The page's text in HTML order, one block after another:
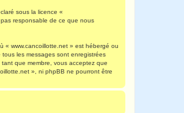
sous la licence «
pas responsable de ce que nous
« www.cancoillotte.net » est hébergé ou
les messages sont enregistrées
que membre, vous acceptez que
», ni phpBB ne pourront être